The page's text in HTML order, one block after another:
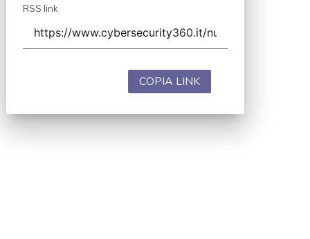
RSS link
COPIA LINK